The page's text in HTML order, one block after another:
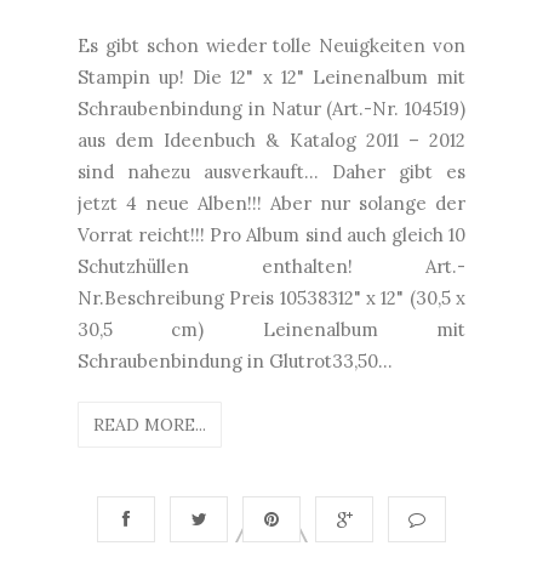
Es gibt schon wieder tolle Neuigkeiten von
Stampin up! Die 12" x 12" Leinenalbum mit
Schraubenbindung in Natur (Art.-Nr. 104519)
aus dem Ideenbuch & Katalog 2011 – 2012
sind nahezu ausverkauft... Daher gibt es
jetzt 4 neue Alben!!! Aber nur solange der
Vorrat reicht!!! Pro Album sind auch gleich 10
Schutzhüllen enthalten! Art.-
Nr.Beschreibung Preis 10538312" x 12" (30,5 x
30,5 cm) Leinenalbum mit
Schraubenbindung in Glutrot33,50...
READ MORE...